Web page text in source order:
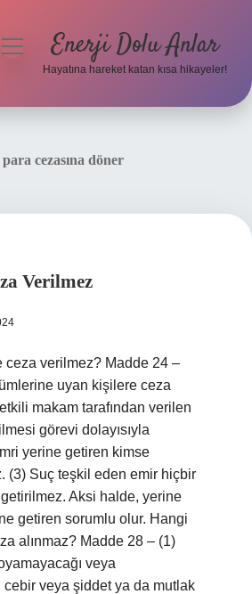
menüyüEnerji Dolu Anlar
Hayatına hareket katan kısa hikayeler!
cezasına döner
Verilmez
ceza verilmez? Madde 24 –
uyan kişilere ceza
makam tarafından verilen
görevi dolayısıyla
yerine getiren kimse
(3) Suç teşkil eden emir hiçbir
Aksi halde, yerine
getiren sorumlu olur. Hangi
alınmaz? Madde 28 – (1)
veya
cebir veya şiddet ya da mutlak